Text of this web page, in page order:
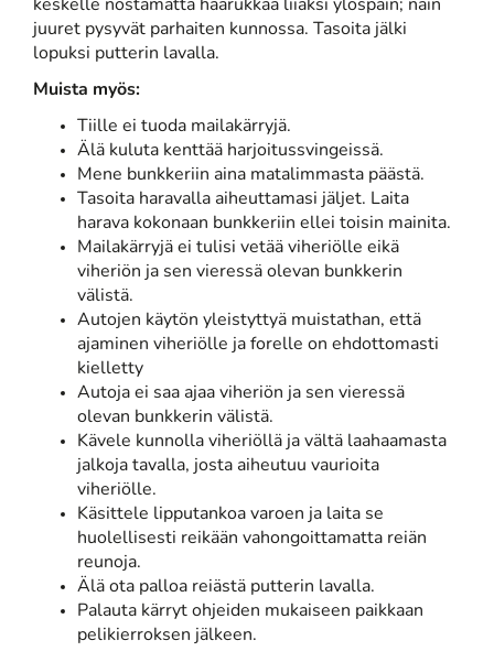
keskelle nostamatta haarukkaa liiaksi ylöspäin; näin
juuret pysyvät parhaiten kunnossa. Tasoita jälki
lopuksi putterin lavalla.
Muista myös:
Tiille ei tuoda mailakärryjä.
Älä kuluta kenttää harjoitussvingeissä.
Mene bunkkeriin aina matalimmasta päästä.
Tasoita haravalla aiheuttamasi jäljet. Laita
harava kokonaan bunkkeriin ellei toisin mainita.
Mailakärryjä ei tulisi vetää viheriölle eikä
viheriön ja sen vieressä olevan bunkkerin
välistä.
Autojen käytön yleistyttyä muistathan, että
ajaminen viheriölle ja forelle on ehdottomasti
kielletty
Autoja ei saa ajaa viheriön ja sen vieressä
olevan bunkkerin välistä.
Kävele kunnolla viheriöllä ja vältä laahaamasta
jalkoja tavalla, josta aiheutuu vaurioita
viheriölle.
Käsittele lipputankoa varoen ja laita se
huolellisesti reikään vahongoittamatta reiän
reunoja.
Älä ota palloa reiästä putterin lavalla.
Palauta kärryt ohjeiden mukaiseen paikkaan
pelikierroksen jälkeen.